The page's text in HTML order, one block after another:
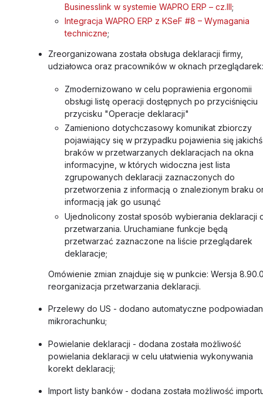
Businesslink w systemie WAPRO ERP – cz.III;
Integracja WAPRO ERP z KSeF #8 – Wymagania
techniczne;
Zreorganizowana została obsługa deklaracji firmy,
udziałowca oraz pracowników w oknach przeglądarek:
Zmodernizowano w celu poprawienia ergonomii
obsługi listę operacji dostępnych po przyciśnięciu
przycisku "Operacje deklaracji"
Zamieniono dotychczasowy komunikat zbiorczy
pojawiający się w przypadku pojawienia się jakichś
braków w przetwarzanych deklaracjach na okna
informacyjne, w których widoczna jest lista
zgrupowanych deklaracji zaznaczonych do
przetworzenia z informacją o znalezionym braku
informacją jak go usunąć
Ujednolicony został sposób wybierania deklaracji
przetwarzania. Uruchamiane funkcje będą
przetwarzać zaznaczone na liście przeglądarek
deklaracje;
Omówienie zmian znajduje się w punkcie: Wersja
reorganizacja przetwarzania deklaracji.
Przelewy do US - dodano automatyczne
mikrorachunku;
Powielanie deklaracji - dodana została możliwość
powielania deklaracji w celu ułatwienia wykonywania
korekt deklaracji;
Import listy banków - dodana została możliwość